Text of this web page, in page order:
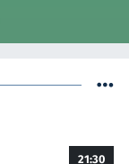
21:30